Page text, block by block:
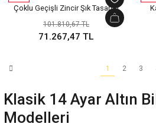
Çoklu Geçişli Zincir Şık Tasarım
Yeşil Altın Bileklik
101.810,67 TL
71.267,47 TL
1 2 3
Klasik 14 Ayar Altın
Modelleri